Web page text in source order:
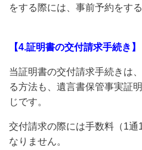
をする際には、事前予約をす
【4.証明書の交付請求手続き】
当証明書の交付請求手続きは
る方法も、遺言書保管事実証
じです。
交付請求の際には手数料（1
なりません。